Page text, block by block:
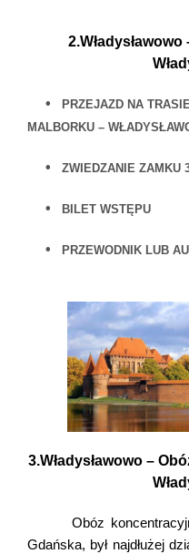
•
PRZEJAZD NA
MALBORKU –
• ZWIEDZANIE ZAMKU
• BILET WSTĘPU
• PRZEWODNIK LUB
3.Władysławowo –
Obóz
Gdańska, był najdłużej